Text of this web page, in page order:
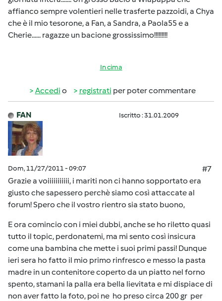
affianco sempre volentieri nelle trasferte pazzoidi, a Chya
che è il mio tesorone, a Fan, a Sandra, a Paola55 e a
Cherie...... ragazze un bacione grossissimo!!!!!!!!!
In cima
Accedi o registrati per poter commentare
FAN Iscritto : 31.01.2009
Dom, 11/27/2011 - 09:07
#7
Grazie a voiiiiiiiiiii, i mariti non ci hanno sopportato era
giusto che sapessero perchè siamo così attaccate al
forum! Spero che il vostro rientro sia stato buono,
E ora comincio con i miei dubbi, anche se ho riletto quasi
tutto il topic, perdonatemi, ma mi sento così insicura
come una bambina che mette i suoi primi passi! Dunque
ieri sera ho fatto il mio primo rinfresco e messo la pasta
madre in un contenitore coperto da un piatto nel forno
spento, stamani la palla era bella lievitata e mi dispiace di
non aver fatto la foto, poi ne ho preso circa 200 gr per